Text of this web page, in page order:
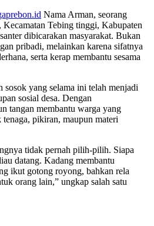
Nama Arman, seorang
Tebing tinggi, Kabupaten
dibicarakan masyarakat. Bukan
pribadi, melainkan karena sifatnya
serta kerap membantu sesama
sosok yang selama ini telah menjadi
sosial desa. Dengan
tangan membantu warga yang
pikiran, maupun materi
tidak pernah pilih-pilih. Siapa
datang. Kadang membantu
ikut gotong royong, bahkan rela
orang lain,” ungkap salah satu